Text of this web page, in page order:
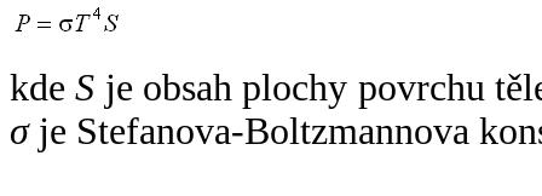
kdeS je obsah plochy povrchu
σje Stefanova-Boltzmannova